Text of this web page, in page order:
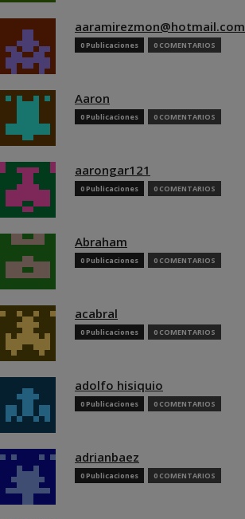
aaramirezmon@hotmail.com
0 Publicaciones 0 COMENTARIOS
Aaron
0 Publicaciones 0 COMENTARIOS
aarongar121
0 Publicaciones 0 COMENTARIOS
Abraham
0 Publicaciones 0 COMENTARIOS
acabral
0 Publicaciones 0 COMENTARIOS
adolfo hisiquio
0 Publicaciones 0 COMENTARIOS
adrianbaez
0 Publicaciones 0 COMENTARIOS